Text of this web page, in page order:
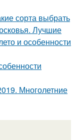
сорта выбрать
Лучшие
и особенности
Многолетние